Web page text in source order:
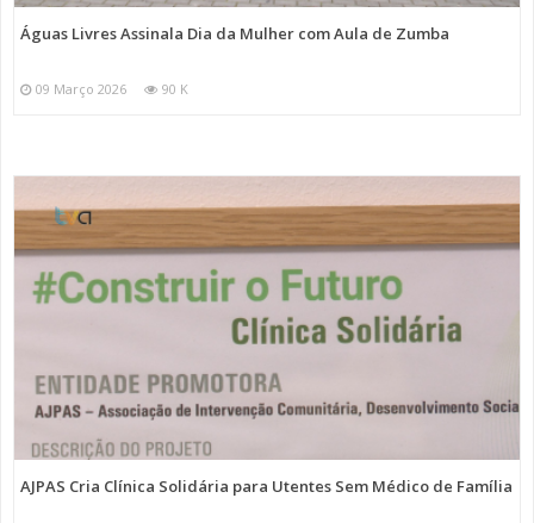
Águas Livres Assinala Dia da Mulher com Aula de Zumba
09 Março 2026 90 K
AJPAS Cria Clínica Solidária para Utentes Sem Médico de Família